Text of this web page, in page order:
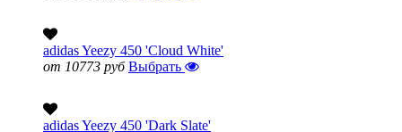
adidas Yeezy 450 'Cloud White'
от 10773 руб Выбрать
adidas Yeezy 450 'Dark Slate'